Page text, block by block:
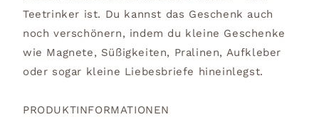
Teetrinker ist. Du kannst das Geschenk auch
noch verschönern, indem du kleine Geschenke
wie Magnete, Süßigkeiten, Pralinen, Aufkleber
oder sogar kleine Liebesbriefe hineinlegst.
PRODUKTINFORMATIONEN